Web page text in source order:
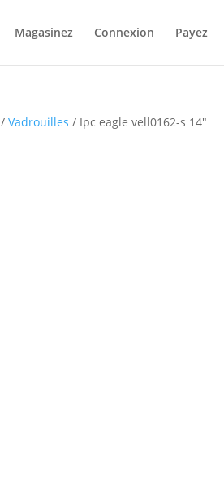
Magasinez Connexion Payez
/Vadrouilles / Ipc eagle vell0162-s 14″